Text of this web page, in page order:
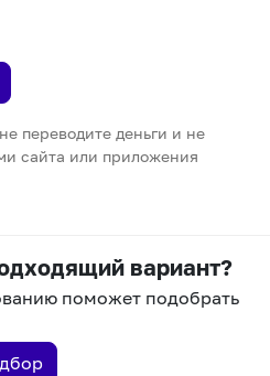
переводите деньги и не
сайта или приложения
вариант?
поможет подобрать